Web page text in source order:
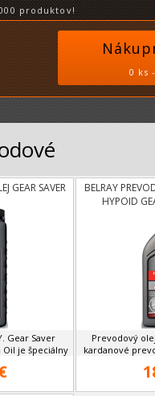
produktov!
0 ks
GEAR SAVER
Gear Saver
je špeciálny
BELRAY
HYPOID
Prevodový
kardanové